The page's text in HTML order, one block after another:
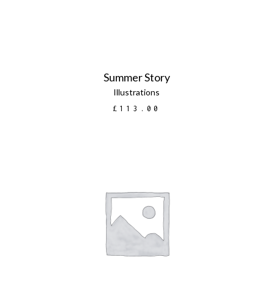
Summer Story
Illustrations
£ 113.00
AGGIUNGI AL CARRELLO